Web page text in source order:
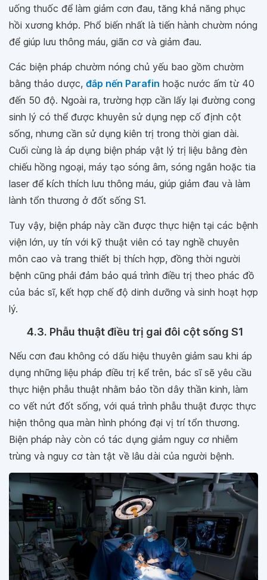
uống thuốc để làm giảm cơn đau, tăng khả năng phục
hồi xương khớp. Phổ biến nhất là tiến hành chườm nóng
để giúp lưu thông máu, giãn cơ và giảm đau.
Các biện pháp chườm nóng chủ yếu bao gồm chườm
bằng thảo dược, đắp nến Parafin hoặc nước ấm từ 40
đến 50 độ. Ngoài ra, trường hợp cần lấy lại đường cong
sinh lý có thể được khuyên sử dụng nẹp cố định cột
sống, nhưng cần sử dụng kiên trị trong thời gian dài.
Cuối cùng là áp dụng biện pháp vật lý trị liệu bằng đèn
chiếu hồng ngoại, máy tạo sóng âm, sóng ngắn hoặc tia
laser để kích thích lưu thông máu, giúp giảm đau và làm
lành tổn thương ở đốt sống S1.
Tuy vậy, biện pháp này cần được thực hiện tại các bệnh
viện lớn, uy tín với kỹ thuật viên có tay nghề chuyên
môn cao và trang thiết bị thích hợp, đồng thời người
bệnh cũng phải đảm bảo quá trình điều trị theo phác đồ
của bác sĩ, kết hợp chế độ dinh dưỡng và sinh hoạt hợp
lý.
4.3. Phẫu thuật điều trị gai đôi cột sống S1
Nếu cơn đau không có dấu hiệu thuyên giảm sau khi áp
dụng những liệu pháp điều trị kể trên, bác sĩ sẽ yêu cầu
thực hiện phẫu thuật nhằm bảo tồn dây thần kinh, làm
co vết nứt đốt sống, với quá trình phẫu thuật được thực
hiện thông qua màn hình phóng đại vị trí tổn thương.
Biện pháp này còn có tác dụng giảm nguy cơ nhiễm
trùng và nguy cơ tàn tật về lâu dài của người bệnh.